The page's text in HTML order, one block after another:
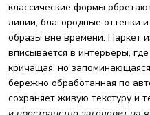
классические формы
линии, благородные оттенки
образы вне времени. Паркет
вписывается в интерьеры,
кричащая, но
бережно обработанная по
сохраняет живую текстуру и